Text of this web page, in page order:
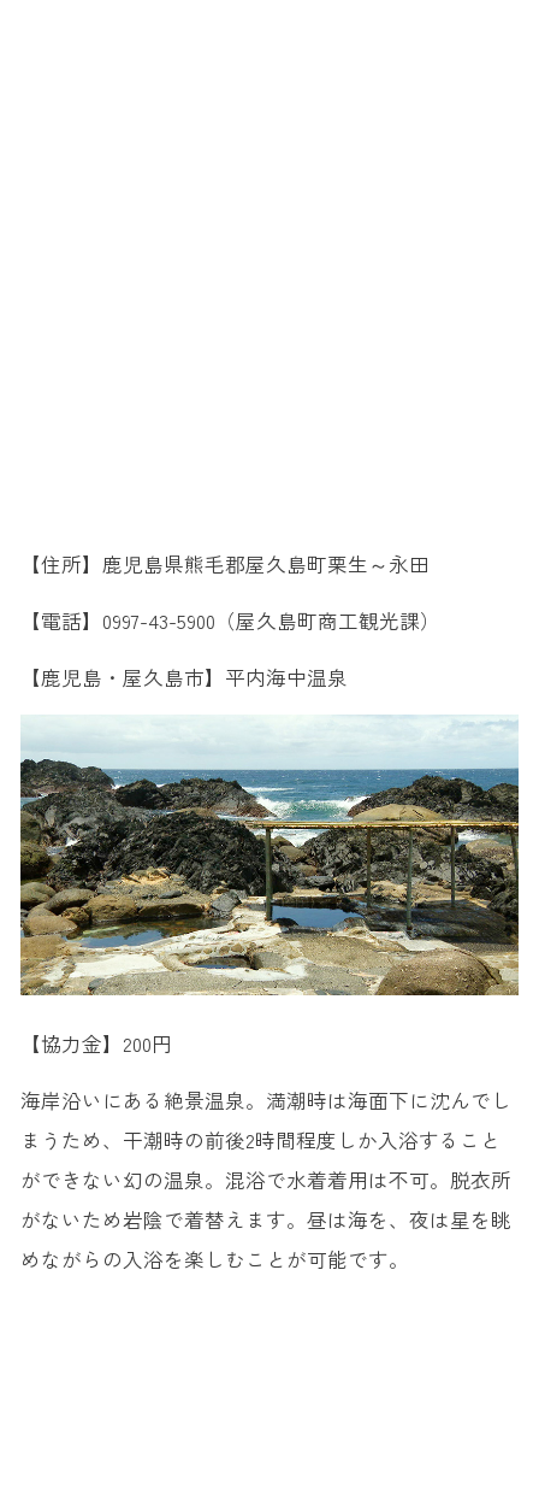
【住所】鹿児島県熊毛郡屋久島町栗生～永田
【電話】0997-43-5900（屋久島町商工観光課）
【鹿児島・屋久島市】平内海中温泉
【協力金】200円
海岸沿いにある絶景温泉。満潮時は海面下に沈んでし
まうため、干潮時の前後2時間程度しか入浴すること
ができない幻の温泉。混浴で水着着用は不可。脱衣所
がないため岩陰で着替えます。昼は海を、夜は星を眺
めながらの入浴を楽しむことが可能です。